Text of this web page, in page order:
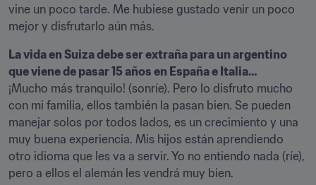
vine un poco tarde. Me hubiese gustado venir un poco
mejor y disfrutarlo aún más.
La vida en Suiza debe ser extraña para un argentino
que viene de pasar 15 años en España e Italia…
¡Mucho más tranquilo! (sonríe). Pero lo disfruto mucho
con mi familia, ellos también la pasan bien. Se pueden
manejar solos por todos lados, es un crecimiento y una
muy buena experiencia. Mis hijos están aprendiendo
otro idioma que les va a servir. Yo no entiendo nada (ríe),
pero a ellos el alemán les vendrá muy bien.